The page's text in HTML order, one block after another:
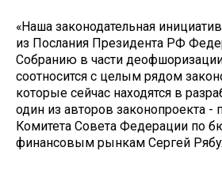
«Наша законодательная
из Послания Президента РФ
Собранию в части
соотносится с целым рядом
которые сейчас находятся в
один из авторов законопроекта -
Комитета Совета Федерации по
финансовым рынкам Сергей